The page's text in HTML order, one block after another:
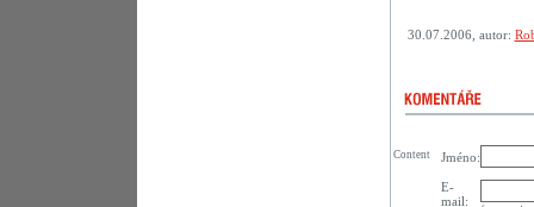
30.07.2006, autor:
Jméno:
E-
mail:
Content